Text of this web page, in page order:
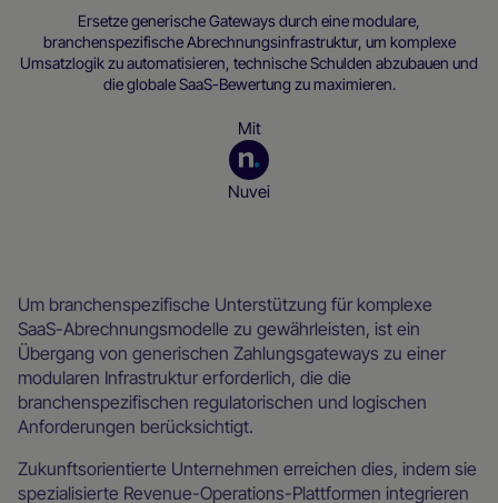
Ersetze generische Gateways durch eine modulare,
branchenspezifische Abrechnungsinfrastruktur, um komplexe
Umsatzlogik zu automatisieren, technische Schulden abzubauen und
die globale SaaS-Bewertung zu maximieren.
Mit
Nuvei
Um branchenspezifische Unterstützung für komplexe
SaaS-Abrechnungsmodelle zu gewährleisten, ist ein
Übergang von generischen Zahlungsgateways zu einer
modularen Infrastruktur erforderlich, die die
branchenspezifischen regulatorischen und logischen
Anforderungen berücksichtigt.
Zukunftsorientierte Unternehmen erreichen dies, indem sie
spezialisierte Revenue-Operations-Plattformen integrieren